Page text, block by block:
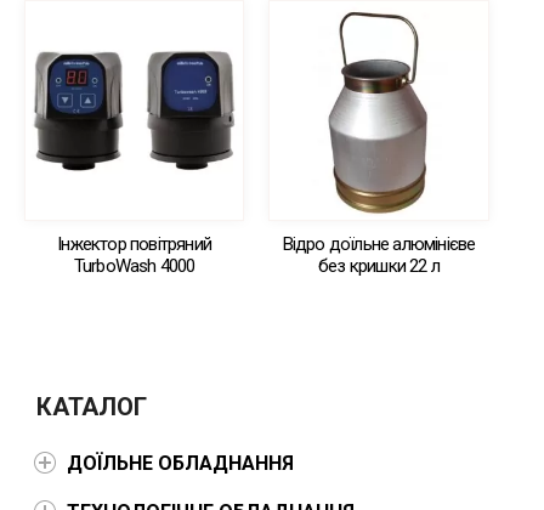
Інжектор повітряний
TurboWash 4000
Відро доїльне алюмінієве
без кришки 22 л
КАТАЛОГ
ДОЇЛЬНЕ ОБЛАДНАННЯ